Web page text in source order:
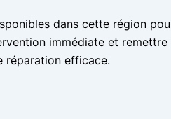
dans cette région
immédiate et
réparation efficace.